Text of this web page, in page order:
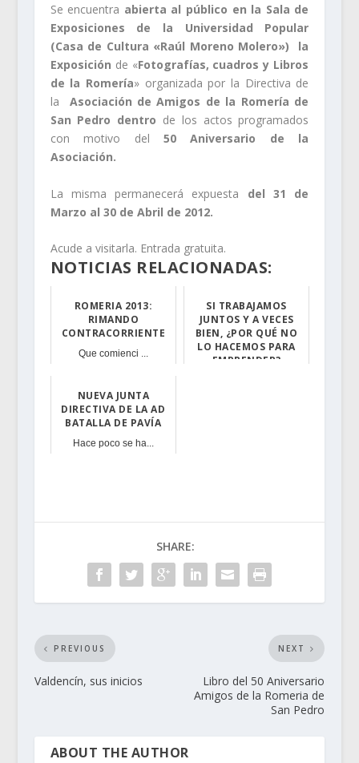
Se encuentra abierta al público en la Sala de
Exposiciones de la Universidad Popular
(Casa de Cultura «Raúl Moreno Molero») la
Exposición de «Fotografías, cuadros y Libros
de la Romería» organizada por la Directiva de
la Asociación de Amigos de la Romería de
San Pedro dentro de los actos programados
con motivo del 50 Aniversario de la
Asociación.
La misma permanecerá expuesta del 31 de
Marzo al 30 de Abril de 2012.
Acude a visitarla. Entrada gratuita.
NOTICIAS RELACIONADAS:
ROMERIA 2013:
RIMANDO
CONTRACORRIENTE
Que comienci ...
SI TRABAJAMOS
JUNTOS Y A VECES
BIEN, ¿POR QUÉ NO
LO HACEMOS PARA
EMPRENDER?
NUEVA JUNTA
DIRECTIVA DE LA AD
BATALLA DE PAVÍA
Hace poco se ha...
SHARE:
PREVIOUS
Valdencín, sus inicios
NEXT
Libro del 50 Aniversario
Amigos de la Romeria de
San Pedro
ABOUT THE AUTHOR